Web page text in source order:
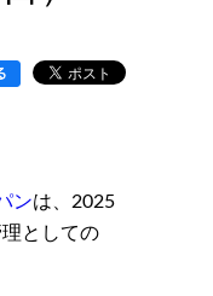
ンは、2025
としての